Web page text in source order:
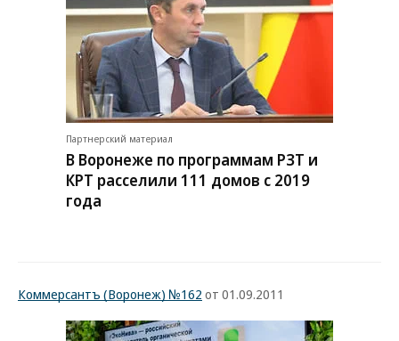
Партнерский материал
В Воронеже по программам РЗТ и
КРТ расселили 111 домов с 2019
года
Коммерсантъ (Воронеж) №162 от 01.09.2011